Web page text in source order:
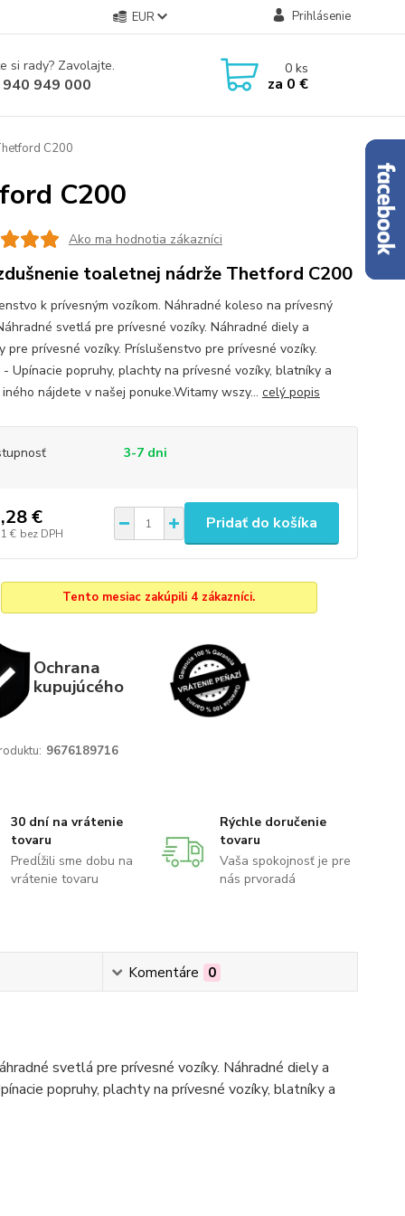
EUR Prihlásenie
si rady? Zavolajte.
949 000
0ks
za 0 €
C200
C200
Ako ma hodnotia zákazníci
toaletnej nádrže Thetford C200
k prívesným vozíkom. Náhradné koleso na prívesný
svetlá pre prívesné vozíky. Náhradné diely a
pre prívesné vozíky. Príslušenstvo pre prívesné vozíky.
Upínacie popruhy, plachty na prívesné vozíky, blatníky a
nájdete v našej ponuke.Witamy wszy... celý popis
3-7 dni
€
€ bez DPH
Pridať do košíka
Tento mesiac zakúpili 4 zákazníci.
Ochrana
kupujúcého
9676189716
30 dní na vrátenie
tovaru
Predĺžili sme dobu na
vrátenie tovaru
Rýchle doručenie
tovaru
Vaša spokojnosť je pre
nás prvoradá
Komentáre 0
svetlá pre prívesné vozíky. Náhradné diely a
popruhy, plachty na prívesné vozíky, blatníky a